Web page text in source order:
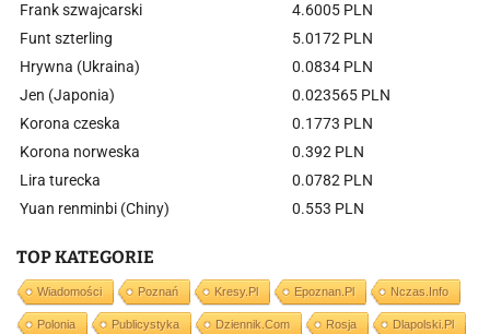
Frank szwajcarski
4.6005 PLN
Funt szterling
5.0172 PLN
Hrywna (Ukraina)
0.0834 PLN
Jen (Japonia)
0.023565 PLN
Korona czeska
0.1773 PLN
Korona norweska
0.392 PLN
Lira turecka
0.0782 PLN
Yuan renminbi (Chiny)
0.553 PLN
TOP KATEGORIE
Wiadomości Poznań Kresy.pl Epoznan.pl Nczas.info
Polonia Publicystyka Dziennik.com Rosja Dlapolski.pl